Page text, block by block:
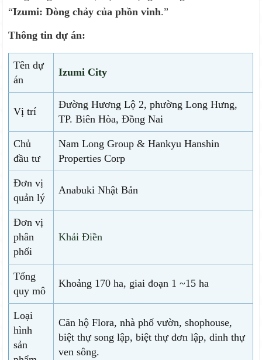
“Izumi: Dòng chảy của phồn vinh.”
Thông tin dự án:
Tên dự
án
Izumi City
Vị trí
Đường Hương Lộ 2, phường Long Hưng,
TP. Biên Hòa, Đồng Nai
Chủ
đầu tư
Nam Long Group & Hankyu Hanshin
Properties Corp
Đơn vị
quản lý
Anabuki Nhật Bản
Đơn vị
phân
phối
Khải Điền
Tổng
quy mô
Khoảng 170 ha, giai đoạn 1 ~15 ha
Loại
hình
sản
Căn hộ Flora, nhà phố vườn, shophouse,
biệt thự song lập, biệt thự đơn lập, dinh thự
ven sông.